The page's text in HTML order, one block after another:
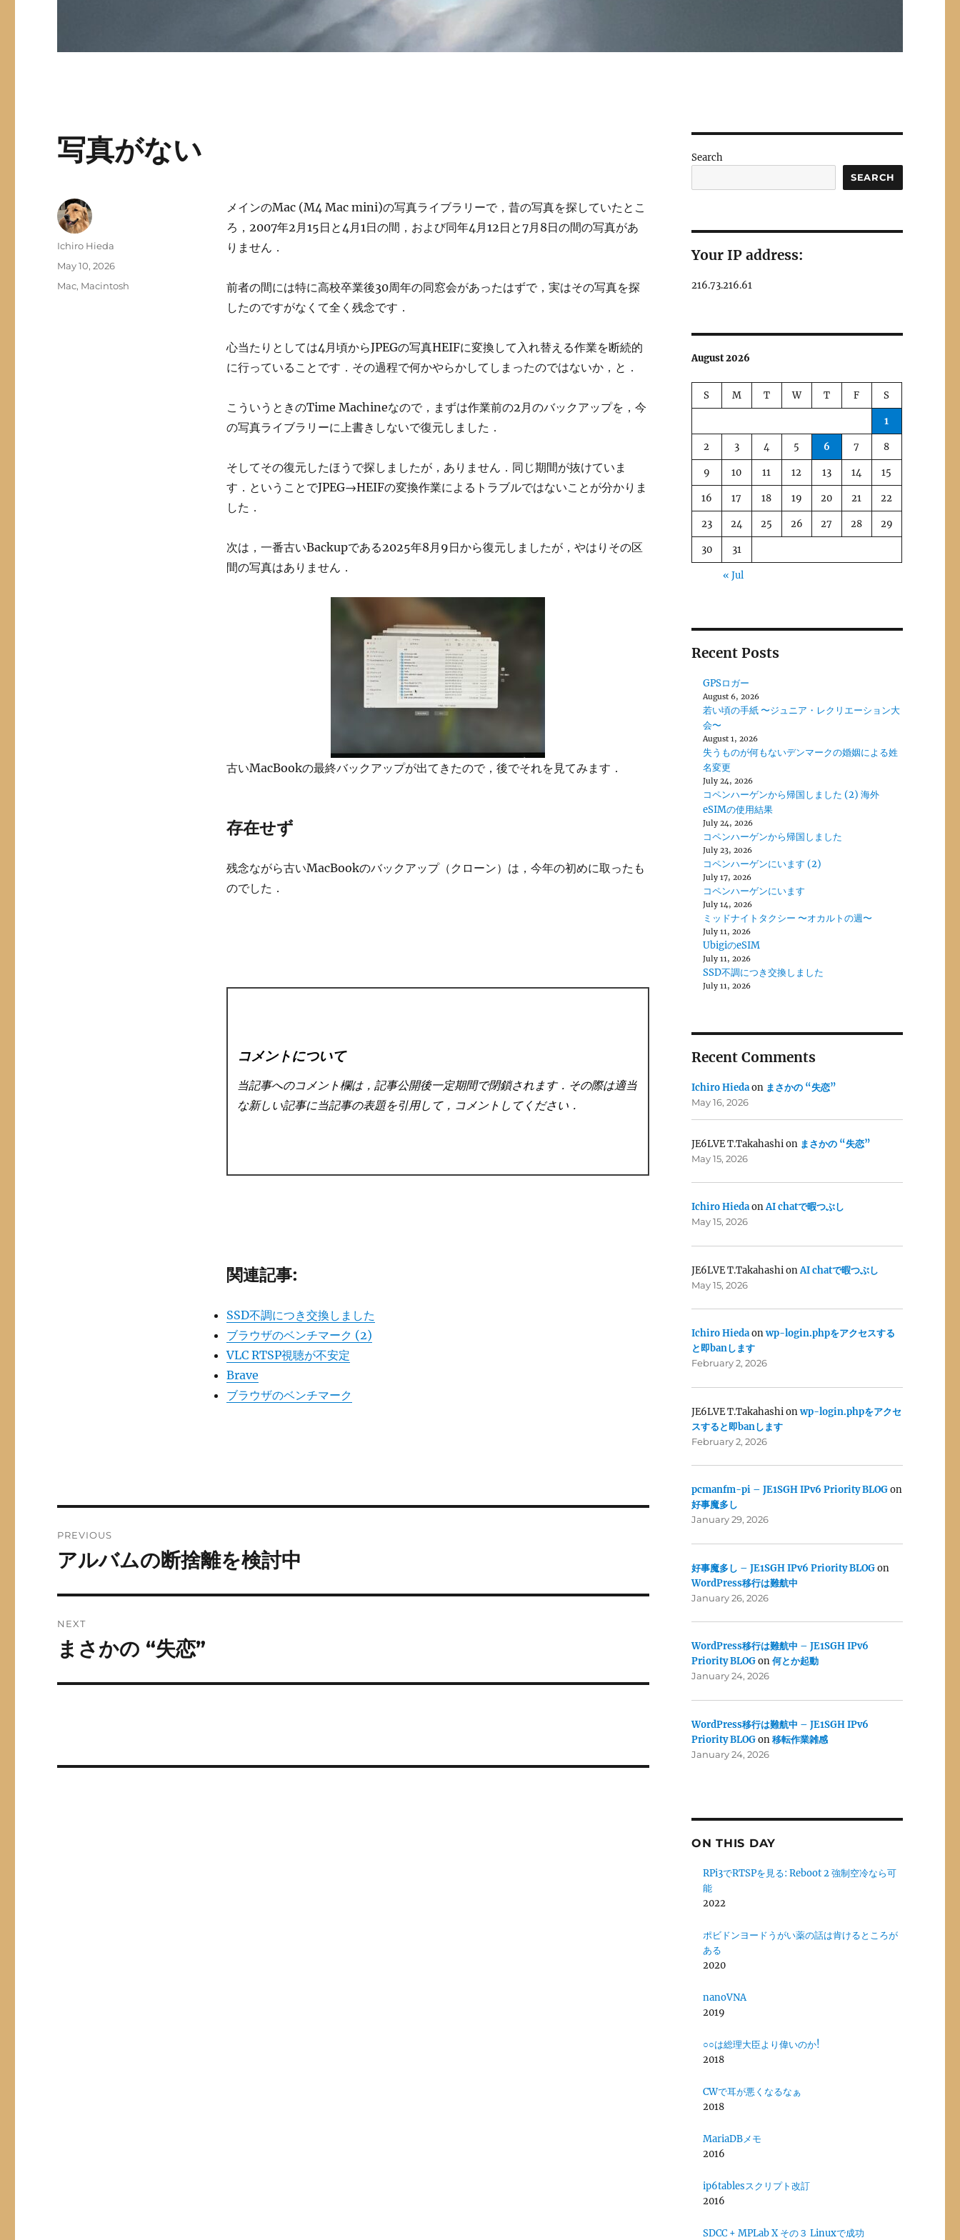
写真がない
メインのMac (M4 Mac mini)の写真ライブラリーで，昔の写真を探していたとこ
ろ，2007年2月15日と4月1日の間，および同年4月12日と7月8日の間の写真があ
りません．
前者の間には特に高校卒業後30周年の同窓会があったはずで，実はその写真を探
したのですがなくて全く残念です．
心当たりとしては4月頃からJPEGの写真HEIFに変換して入れ替える作業を断続的
に行っていることです．その過程で何かやらかしてしまったのではないか，と．
こういうときのTime Machineなので，まずは作業前の2月のバックアップを，今
の写真ライブラリーに上書きしないで復元しました．
そしてその復元したほうで探しましたが，ありません．同じ期間が抜けていま
す．ということでJPEG→HEIFの変換作業によるトラブルではないことが分かりま
した．
次は，一番古いBackupである2025年8月9日から復元しましたが，やはりその区
間の写真はありません．
古いMacBookの最終バックアップが出てきたので，後でそれを見てみます．
存在せず
残念ながら古いMacBookのバックアップ（クローン）は，今年の初めに取ったも
のでした．
コメントについて
当記事へのコメント欄は，記事公開後一定期間で閉鎖されます．その際は適当
な新しい記事に当記事の表題を引用して，コメントしてください．
関連記事:
SSD不調につき交換しました
ブラウザのベンチマーク (2)
VLC RTSP視聴が不安定
Brave
ブラウザのベンチマーク
Author
Ichiro Hieda
Posted
May 10, 2026
Categories
Mac, Macintosh
navigation
PREVIOUS
Previous
アルバムの断捨離を検討中
NEXT
Next
まさかの “失恋”
Search
SEARCH
Your IP address:
216.73.216.61
August 2026
S M T W T F S
1
2 3 4 5 6 7 8
9 10 11 12 13 14 15
16 17 18 19 20 21 22
23 24 25 26 27 28 29
30 31
« Jul
Recent Posts
GPSロガー
August 6, 2026
若い頃の手紙 〜ジュニア・レクリエーション大
会〜
August 1, 2026
失うものが何もないデンマークの婚姻による姓
名変更
July 24, 2026
コペンハーゲンから帰国しました (2) 海外
eSIMの使用結果
July 24, 2026
コペンハーゲンから帰国しました
July 23, 2026
コペンハーゲンにいます (2)
July 17, 2026
コペンハーゲンにいます
July 14, 2026
ミッドナイトタクシー 〜オカルトの週〜
July 11, 2026
UbigiのeSIM
July 11, 2026
SSD不調につき交換しました
July 11, 2026
Recent Comments
Ichiro Hiedaon まさかの “失恋”
May 16, 2026
JE6LVE T.Takahashion まさかの “失恋”
May 15, 2026
Ichiro HiedaonAI chatで暇つぶし
May 15, 2026
JE6LVE T.TakahashionAI chatで暇つぶし
May 15, 2026
Ichiro Hiedaonwp-login.phpをアクセスする
と即banします
February 2, 2026
JE6LVE T.Takahashionwp-login.phpをアクセ
スすると即banします
February 2, 2026
pcmanfm-pi – JE1SGH IPv6 Priority BLOGon
好事魔多し
January 29, 2026
好事魔多し – JE1SGH IPv6 Priority BLOGon
WordPress移行は難航中
January 26, 2026
WordPress移行は難航中 – JE1SGH IPv6
Priority BLOGon何とか起動
January 24, 2026
WordPress移行は難航中 – JE1SGH IPv6
Priority BLOGon移転作業雑感
January 24, 2026
ON THIS DAY
RPi3でRTSPを見る: Reboot 2 強制空冷なら可
能
2022
ポビドンヨードうがい薬の話は肯けるところが
ある
2020
nanoVNA
2019
○○は総理大臣より偉いのか!
2018
CWで耳が悪くなるなぁ
2018
MariaDBメモ
2016
ip6tablesスクリプト改訂
2016
SDCC + MPLab X その３ Linuxで成功